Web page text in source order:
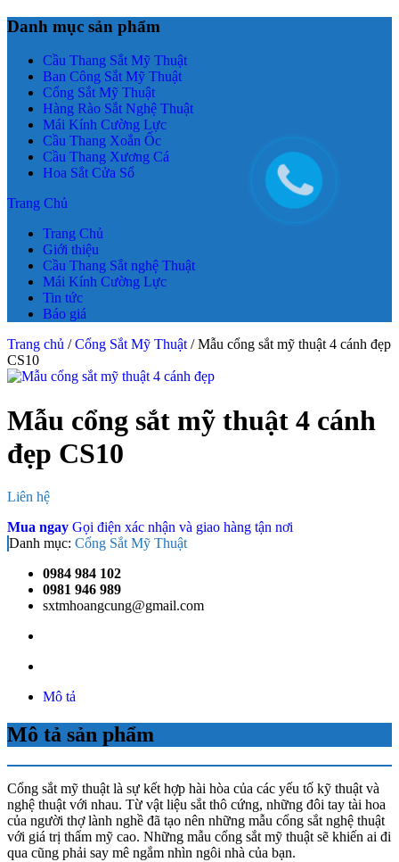
Danh mục sản phẩm
Cầu Thang Sắt Mỹ Thuật
Ban Công Sắt Mỹ Thuật
Cổng Sắt Mỹ Thuật
Hàng Rào Sắt Nghệ Thuật
Mái Kính Cường Lực
Cầu Thang Xoắn Ốc
Cầu Thang Xương Cá
Hoa Sắt Cửa Sổ
Trang Chủ
Trang Chủ
Giới thiệu
Cầu Thang Sắt nghệ Thuật
Mái Kính Cường Lực
Tin tức
Báo giá
Trang chủ /Cổng Sắt Mỹ Thuật/ Mẫu cổng sắt mỹ thuật 4 cánh đẹp
CS10
Mẫu cổng sắt mỹ thuật 4 cánh
đẹp CS10
Liên hệ
Mua ngay Gọi điện xác nhận và giao hàng tận nơi
Danh mục: Cổng Sắt Mỹ Thuật
0984 984 102
0981 946 989
sxtmhoangcung@gmail.com
Mô tả
Mô tả sản phẩm
Cổng sắt mỹ thuật là sự kết hợp hài hòa của các yếu tố kỹ thuật và
nghệ thuật với nhau. Từ vật liệu sắt thô cứng, những đôi tay tài hoa
của người thợ lành nghề đã tạo nên những mẫu cổng sắt nghệ thuật
với giá trị thẩm mỹ cao. Những mẫu cổng sắt mỹ thuật sẽ khiến ai đi
qua cũng phải say mê ngắm nhìn ngôi nhà của bạn.